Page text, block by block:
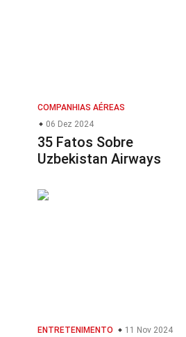
COMPANHIAS AÉREAS
06 Dez 2024
35 Fatos Sobre
Uzbekistan Airways
ENTRETENIMENTO 11 Nov 2024